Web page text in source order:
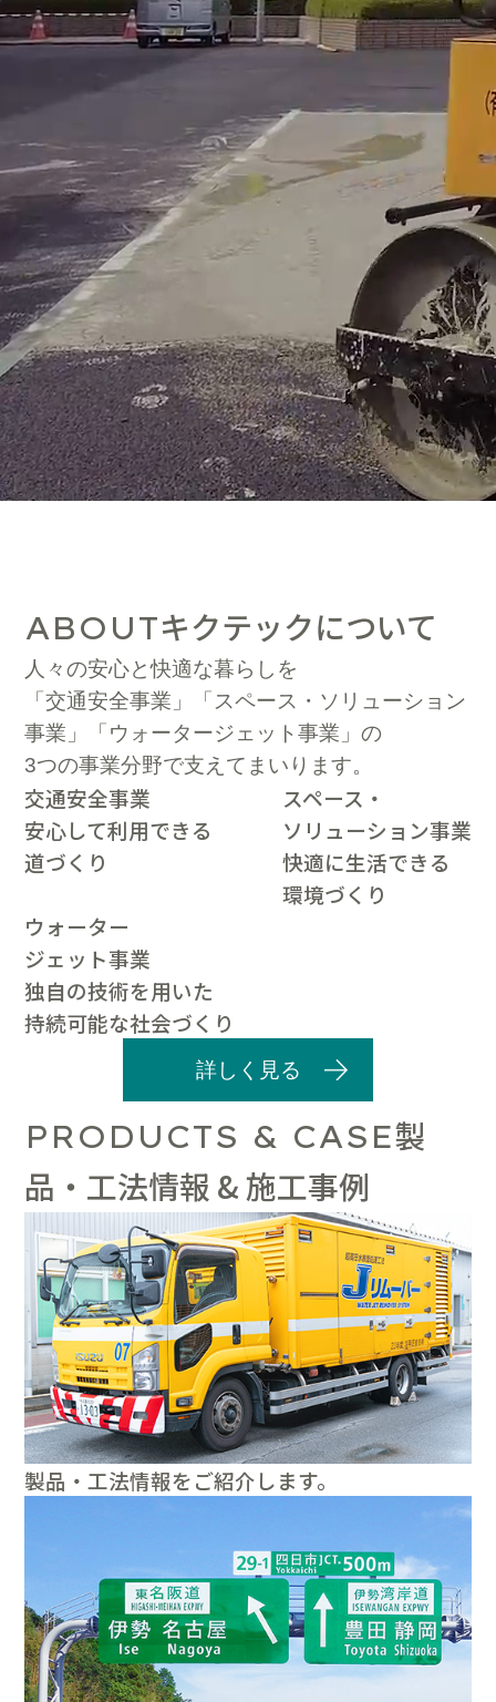
ABOUTキクテックについて
人々の安心と快適な暮らしを
「交通安全事業」「スペース・ソリューション
事業」「ウォータージェット事業」の
3つの事業分野で支えてまいります。
交通安全事業
安心して利用できる
道づくり
スペース・
ソリューション事業
快適に生活できる
環境づくり
ウォーター
ジェット事業
独自の技術を用いた
持続可能な社会づくり
詳しく見る
PRODUCTS & CASE製
品・工法情報 & 施工事例
製品・工法情報をご紹介します。